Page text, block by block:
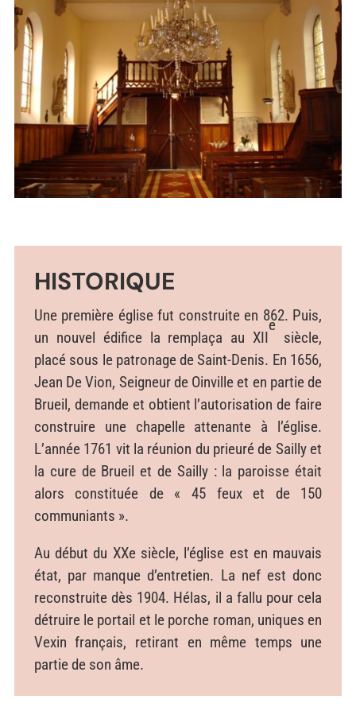
HISTORIQUE
Une première église fut construite en 862. Puis,
un nouvel édifice la remplaça au XII
e
siècle,
placé sous le patronage de Saint-Denis. En 1656,
Jean De Vion, Seigneur de Oinville et en partie de
Brueil, demande et obtient l’autorisation de faire
construire une chapelle attenante à l’église.
L’année 1761 vit la réunion du prieuré de Sailly et
la cure de Brueil et de Sailly : la paroisse était
alors constituée de « 45 feux et de 150
communiants ».
Au début du XXe siècle, l’église est en mauvais
état, par manque d’entretien. La nef est donc
reconstruite dès 1904. Hélas, il a fallu pour cela
détruire le portail et le porche roman, uniques en
Vexin français, retirant en même temps une
partie de son âme.